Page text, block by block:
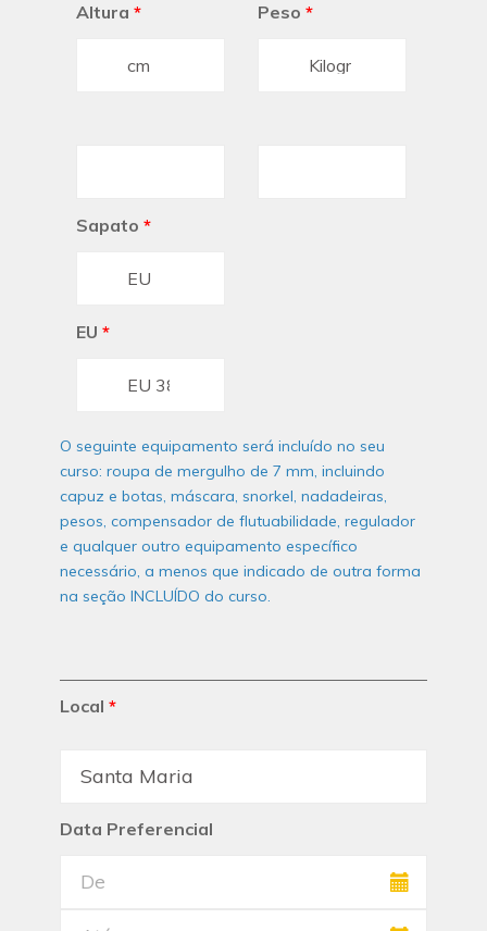
Altura * Peso *
Sapato *
EU *
O seguinte equipamento será incluído no seu
curso: roupa de mergulho de 7 mm, incluindo
capuz e botas, máscara, snorkel, nadadeiras,
pesos, compensador de flutuabilidade, regulador
e qualquer outro equipamento específico
necessário, a menos que indicado de outra forma
na seção INCLUÍDO do curso.
Local *
Data Preferencial